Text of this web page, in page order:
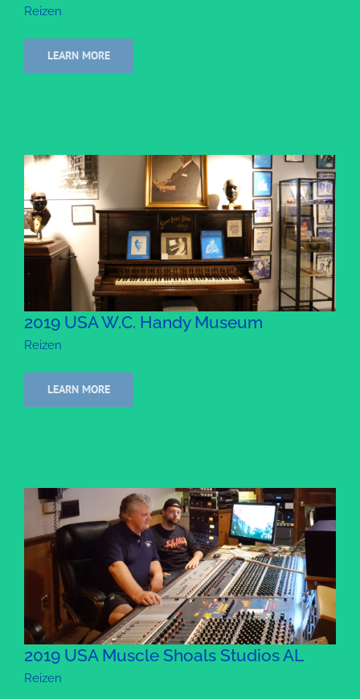
Reizen
LEARN MORE
2019 USA W.C. Handy Museum
Reizen
LEARN MORE
2019 USA Muscle Shoals Studios AL
Reizen